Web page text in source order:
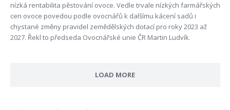
nízká rentabilita pěstování ovoce. Vedle trvale nízkých farmářských
cen ovoce povedou podle ovocnářů k dalšímu kácení sadů i
chystané změny pravidel zemědělských dotací pro roky 2023 až
2027. Řekl to předseda Ovocnářské unie ČR Martin Ludvík.
LOAD MORE